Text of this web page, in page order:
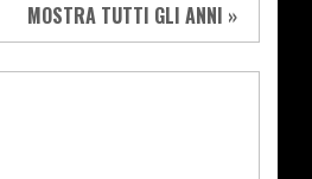
MOSTRA TUTTI GLI ANNI »